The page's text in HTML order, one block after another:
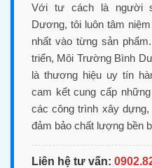
Với tư cách là người
Dương, tôi luôn tâm
nhất vào từng sản
triển, Môi Trường Bình
là thương hiệu uy tín
cam kết cung cấp
các công trình xây
đảm bảo chất lượng bền
Liên hệ tư vấn: